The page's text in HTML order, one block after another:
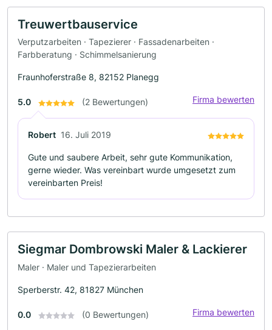
Treuwertbauservice
Verputzarbeiten · Tapezierer · Fassadenarbeiten ·
Farbberatung · Schimmelsanierung
Fraunhoferstraße 8, 82152 Planegg
5.0 (2 Bewertungen) Firma bewerten
Robert 16. Juli 2019
Gute und saubere Arbeit, sehr gute Kommunikation,
gerne wieder. Was vereinbart wurde umgesetzt zum
vereinbarten Preis!
Siegmar Dombrowski Maler & Lackierer
Maler · Maler und Tapezierarbeiten
Sperberstr. 42, 81827 München
0.0 (0 Bewertungen) Firma bewerten